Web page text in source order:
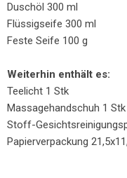
Duschöl 300 ml
Flüssigseife 300 ml
Feste Seife 100 g
Weiterhin enthält es:
Teelicht 1 Stk
Massagehandschuh 1 Stk
Stoff-
Papierverpackung